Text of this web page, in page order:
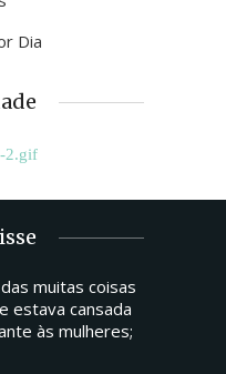
Dia
muitas coisas
estava cansada
às mulheres;